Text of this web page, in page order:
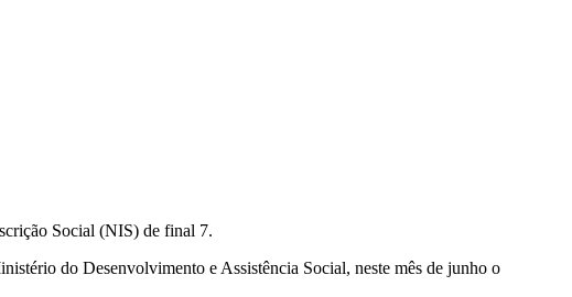
Social (NIS) de final 7.
do Desenvolvimento e Assistência Social, neste mês de junho o